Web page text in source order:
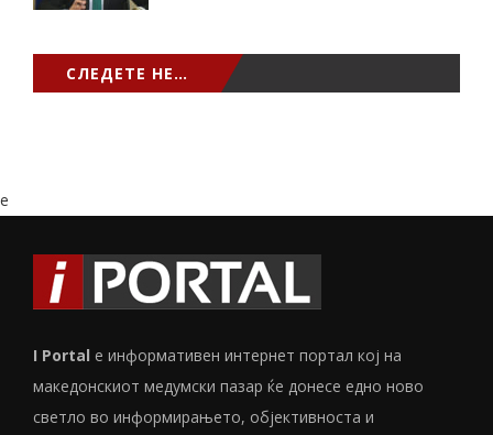
СЛЕДЕТЕ НЕ…
e
I Portal е информативен интернет портал кој на
македонскиот медумски пазар ќе донесе едно ново
светло во информирањето, објективноста и